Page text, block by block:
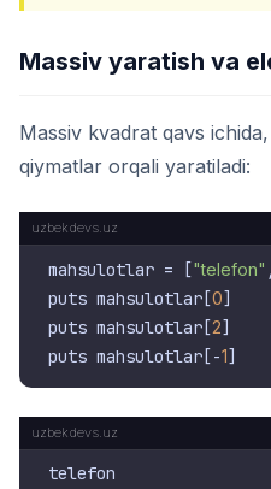
Massiv yaratish va
Massiv kvadrat qavs
qiymatlar orqali yaratiladi:
mahsulotlar = ["telefon"
puts mahsulotlar[0]
puts mahsulotlar[2]
puts mahsulotlar[-1
telefon